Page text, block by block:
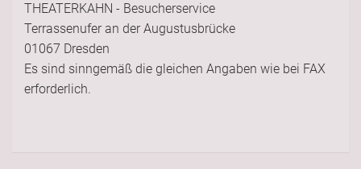
THEATERKAHN - Besucherservice
Terrassenufer an der Augustusbrücke
01067 Dresden
Es sind sinngemäß die gleichen Angaben wie bei FAX
erforderlich.